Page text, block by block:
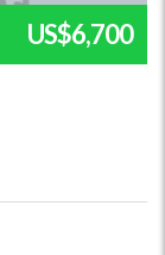
US$6,700